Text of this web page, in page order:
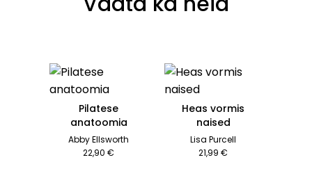
Pilatese
anatoomia
Abby Ellsworth
22,90 €
Heas vormis
naised
Lisa Purcell
21,99 €